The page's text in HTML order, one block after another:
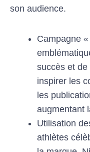
son audience.
Campagne
succès et
inspirer les
les
augmentant
Utilisation
athlètes